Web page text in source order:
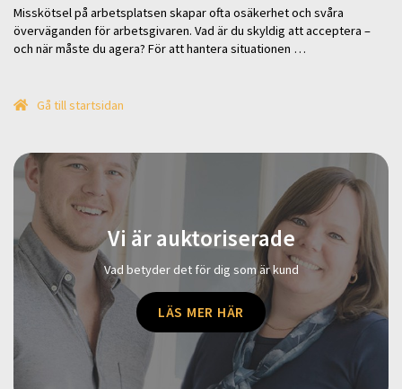
Misskötsel på arbetsplatsen skapar ofta osäkerhet och svåra
överväganden för arbetsgivaren. Vad är du skyldig att acceptera –
och när måste du agera? För att hantera situationen …
Gå till startsidan
Vi är auktoriserade
Vad betyder det för dig som är kund
LÄS MER HÄR